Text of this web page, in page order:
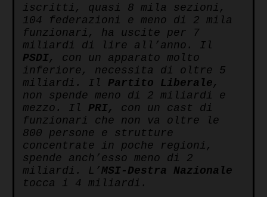
iscritti, quasi 8 mila sezioni,
104 federazioni e meno di 2 mila
funzionari, ha uscite per 7
miliardi di lire all’anno. Il
PSDI, con un apparato molto
inferiore, necessita di oltre 5
miliardi. Il Partito Liberale,
non spende meno di 2 miliardi e
mezzo. Il PRI,
con un cast di
funzionari che non va oltre le
800 persone e strutture
concentrate in poche regioni,
spende anch’esso meno di 2
miliardi. L’MSI-Destra Nazionale
tocca i 4 miliardi.